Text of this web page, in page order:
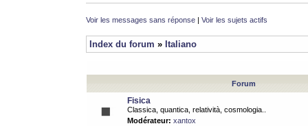
Voir les messages sans réponse | Voir les sujets actifs
Index du forum » Italiano
Forum
Fisica
Classica, quantica, relatività, cosmologia..
Modérateur: xantox